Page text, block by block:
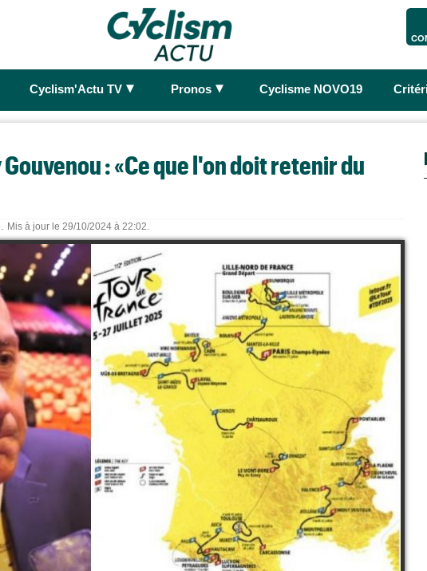
Cyclism'Actu TV ► Pronos ► Cyclisme NOVO19
: «Ce que l'on doit retenir du
Mis à jour le 29/10/2024 à 22:02.